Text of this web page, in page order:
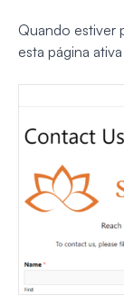
Quando estiver
esta página